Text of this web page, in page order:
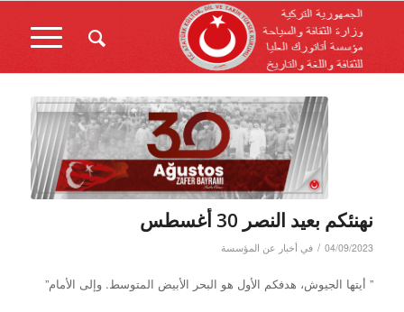
نهنئكم بعيد النصر 30 أغسطس
04/09/2023
/ في أخبار عن المؤسسة
” أيتها الجيوش، هدفكم الأول هو البحر الأبيض المتوسط. وإلى الأمام”